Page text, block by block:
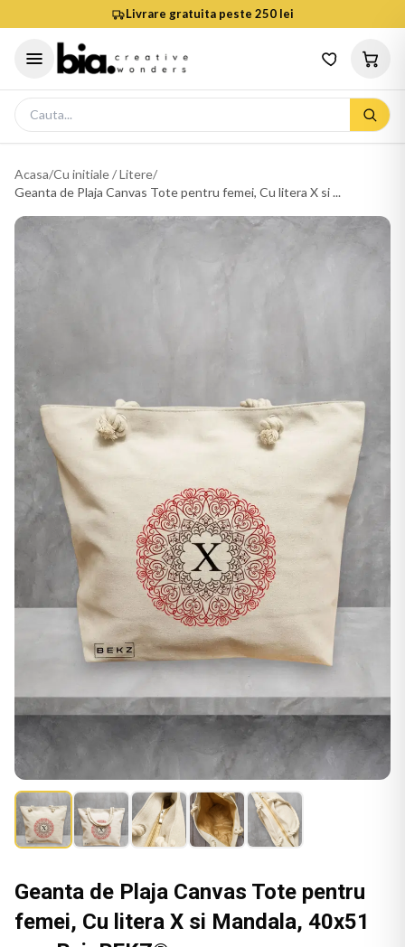
Livrare gratuita peste 250 lei
Acasa/Cu initiale / Litere/
Geanta de Plaja Canvas Tote pentru femei, Cu litera X si ...
Geanta de Plaja Canvas Tote pentru
femei, Cu litera X si Mandala, 40x51